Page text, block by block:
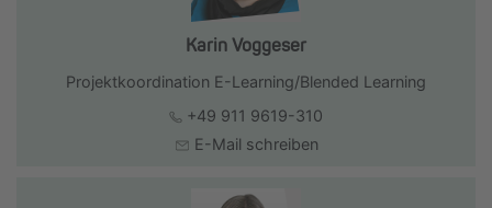
Karin Voggeser
Projektkoordination E-Learning/Blended Learning
+49 911 9619-310
E-Mail schreiben